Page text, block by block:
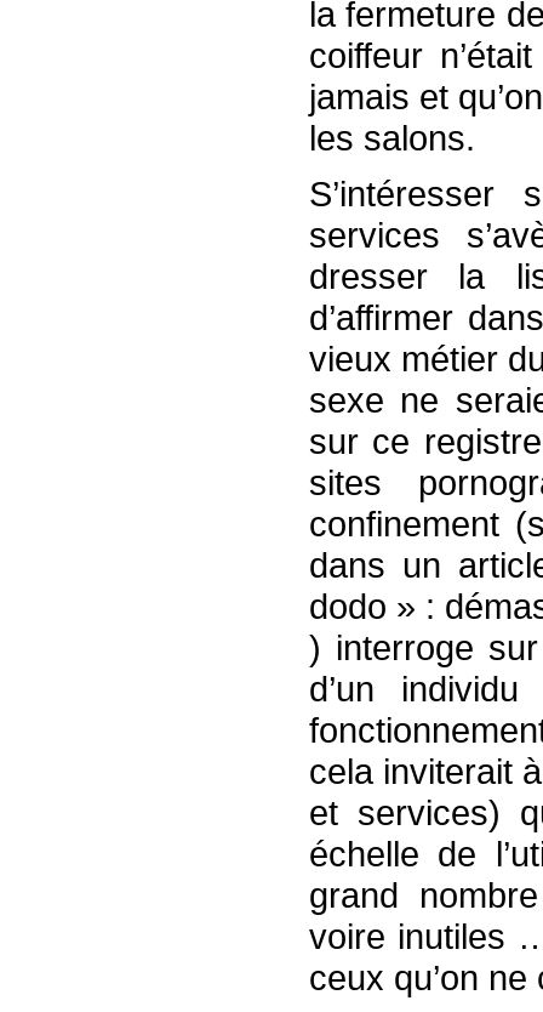
la fermeture
coiffeur
jamais et
les salons.
S’intéresser
services
dresser la
d’affirmer
vieux métier
sexe ne
sur ce
sites
confinement
dans un
dodo » :
) interroge
d’un
cela inviterait
et services)
échelle de
grand
voire inutiles
ceux qu’on